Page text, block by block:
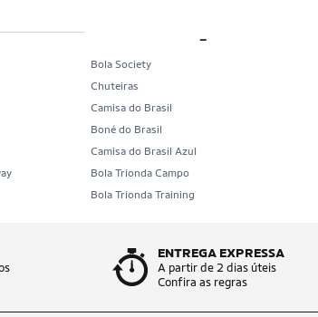
Bola Society
Chuteiras
Camisa do Brasil
Boné do Brasil
Camisa do Brasil Azul
Bola Trionda Campo
Bola Trionda Training
ENTREGA EXPRESSA
A partir de 2 dias úteis
Confira as regras